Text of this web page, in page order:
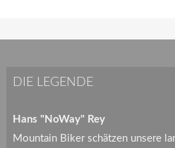
DIE LEGENDE
Hans "NoWay" Rey
Mountain Biker schätzen unsere